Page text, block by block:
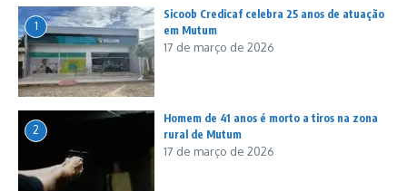
1
Sicoob Credicaf celebra 25 anos de atuação
em Mutum
17 de março de 2026
2
Homem de 41 anos é morto a tiros na zona
rural de Mutum
17 de março de 2026